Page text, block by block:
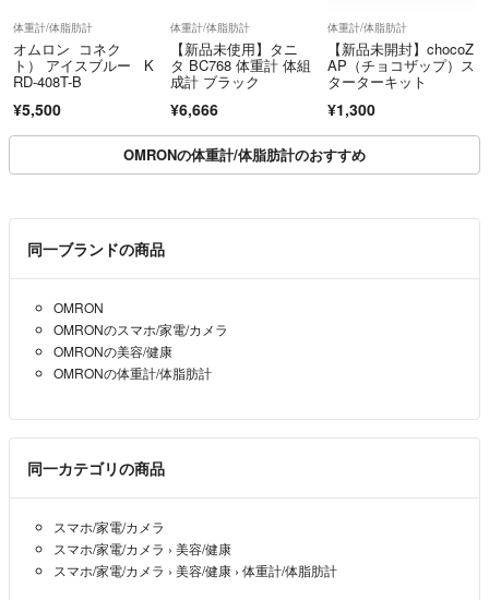
体重計/体脂肪計
オムロン コネク
ト） アイスブルー K
RD-408T-B
¥5,500
体重計/体脂肪計
【新品未使用】タニ
タ BC768 体重計 体組
成計 ブラック
¥6,666
体重計/体脂肪計
【新品未開封】chocoZ
AP（チョコザップ）ス
ターターキット
¥1,300
OMRONの体重計/体脂肪計のおすすめ
同一ブランドの商品
OMRON
OMRONのスマホ/家電/カメラ
OMRONの美容/健康
OMRONの体重計/体脂肪計
同一カテゴリの商品
スマホ/家電/カメラ
スマホ/家電/カメラ › 美容/健康
スマホ/家電/カメラ › 美容/健康 › 体重計/体脂肪計